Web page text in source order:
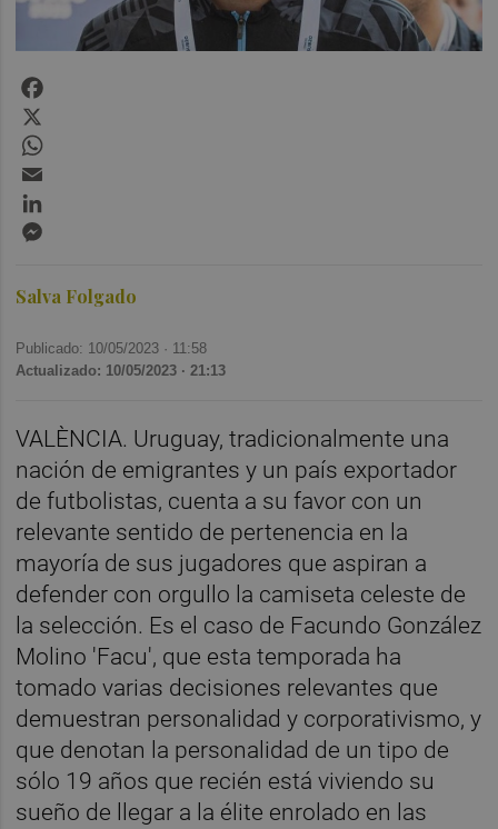
Salva Folgado
Publicado: 10/05/2023 · 11:58
Actualizado: 10/05/2023 · 21:13
VALÈNCIA. Uruguay, tradicionalmente una
nación de emigrantes y un país exportador
de futbolistas, cuenta a su favor con un
relevante sentido de pertenencia en la
mayoría de sus jugadores que aspiran a
defender con orgullo la camiseta celeste de
la selección. Es el caso de Facundo González
Molino 'Facu', que esta temporada ha
tomado varias decisiones relevantes que
demuestran personalidad y corporativismo, y
que denotan la personalidad de un tipo de
sólo 19 años que recién está viviendo su
sueño de llegar a la élite enrolado en las